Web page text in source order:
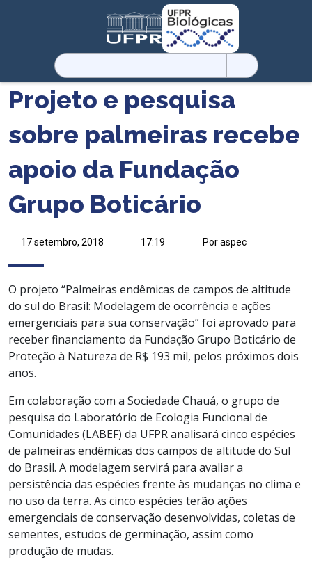
Pesquisar
por:
Projeto e pesquisa
sobre palmeiras recebe
apoio da Fundação
Grupo Boticário
17 setembro, 2018 17:19 Por aspec
O projeto “Palmeiras endêmicas de campos de altitude
do sul do Brasil: Modelagem de ocorrência e ações
emergenciais para sua conservação” foi aprovado para
receber financiamento da Fundação Grupo Boticário de
Proteção à Natureza de R$ 193 mil, pelos próximos dois
anos.
Em colaboração com a Sociedade Chauá, o grupo de
pesquisa do Laboratório de Ecologia Funcional de
Comunidades (LABEF) da UFPR analisará cinco espécies
de palmeiras endêmicas dos campos de altitude do Sul
do Brasil. A modelagem servirá para avaliar a
persistência das espécies frente às mudanças no clima e
no uso da terra. As cinco espécies terão ações
emergenciais de conservação desenvolvidas, coletas de
sementes, estudos de germinação, assim como
produção de mudas.